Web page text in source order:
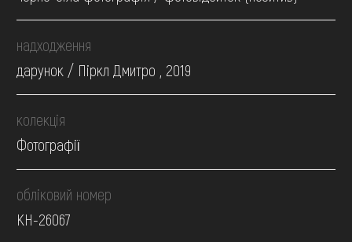
надходження
дарунок / Піркл Дмитро , 2019
колекція
Фотографії
обліковий номер
КН-26067